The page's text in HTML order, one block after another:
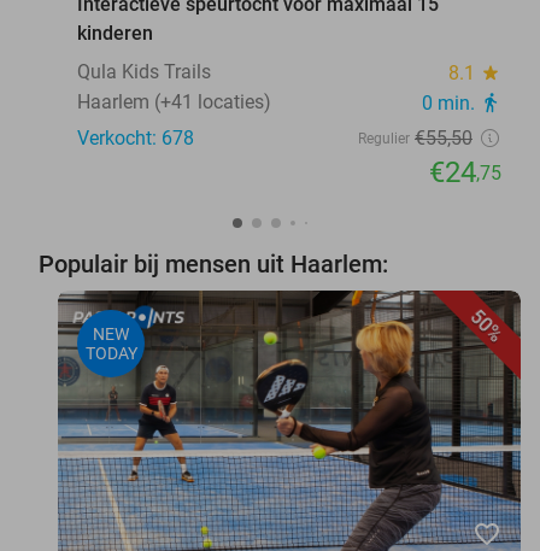
kinderen
Qula Kids Trails
8.1 star
Haarlem (+41 locaties) 0 min. directions_walk
Verkocht: 678 Regulier €55,50
€24,75
Populair bij mensen uit Haarlem:
50%
NEW
TODAY
favorite_border